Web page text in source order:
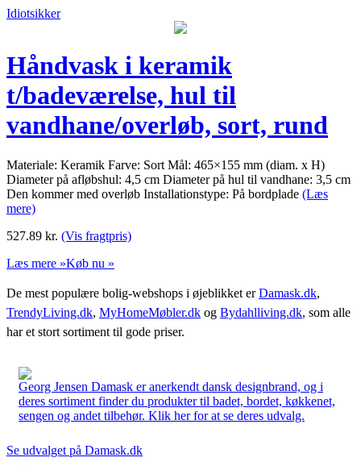
Idiotsikker
Håndvask i keramik
t/badeværelse, hul til
vandhane/overløb, sort, rund
Materiale: Keramik Farve: Sort Mål: 465×155 mm (diam. x H)
Diameter på afløbshul: 4,5 cm Diameter på hul til vandhane: 3,5 cm
Den kommer med overløb Installationstype: På bordplade (Læs
mere)
527.89 kr. (Vis fragtpris)
Læs mere »Køb nu »
De mest populære bolig-webshops i øjeblikket erDamask.dk,
TrendyLiving.dk, MyHomeMøbler.dk og Bydahlliving.dk, som alle
har et stort sortiment til gode priser.
Georg Jensen Damask er anerkendt dansk designbrand, og i
deres sortiment finder du produkter til badet, bordet, køkkenet,
sengen og andet tilbehør. Klik her for at se deres udvalg.
Se udvalget på Damask.dk